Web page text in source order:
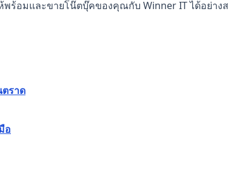
ห้พร้อมและขายโน๊ตบุ๊คของคุณกับ Winner IT ได้อย่า
ราด
อ